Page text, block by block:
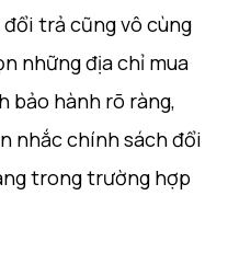
trả cũng vô cùng
những địa chỉ mua
bảo hành rõ ràng,
nhắc chính sách đổi
trong trường hợp